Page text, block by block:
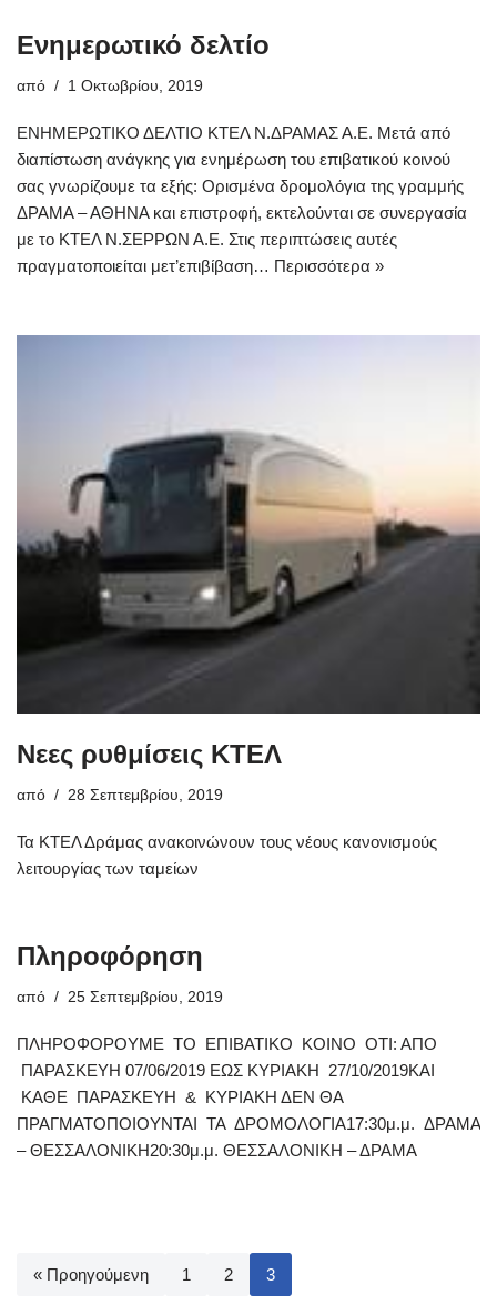
Ενημερωτικό δελτίο
από 1 Οκτωβρίου, 2019
ΕΝΗΜΕΡΩΤΙΚΟ ΔΕΛΤΙΟ ΚΤΕΛ Ν.ΔΡΑΜΑΣ Α.Ε. Μετά από
διαπίστωση ανάγκης για ενημέρωση του επιβατικού κοινού
σας γνωρίζουμε τα εξής: Ορισμένα δρομολόγια της γραμμής
ΔΡΑΜΑ – ΑΘΗΝΑ και επιστροφή, εκτελούνται σε συνεργασία
με το ΚΤΕΛ Ν.ΣΕΡΡΩΝ Α.Ε. Στις περιπτώσεις αυτές
πραγματοποιείται μετ’επιβίβαση… Περισσότερα »
Νεες ρυθμίσεις ΚΤΕΛ
από 28 Σεπτεμβρίου, 2019
Τα ΚΤΕΛ Δράμας ανακοινώνουν τους νέους κανονισμούς
λειτουργίας των ταμείων
Πληροφόρηση
από 25 Σεπτεμβρίου, 2019
ΠΛΗΡΟΦΟΡΟΥΜΕ ΤΟ ΕΠΙΒΑΤΙΚΟ ΚΟΙΝΟ ΟΤΙ: ΑΠΟ
ΠΑΡΑΣΚΕΥΗ 07/06/2019 ΕΩΣ ΚΥΡΙΑΚΗ 27/10/2019ΚΑΙ
ΚΑΘΕ ΠΑΡΑΣΚΕΥΗ & ΚΥΡΙΑΚΗ ΔΕΝ ΘΑ
ΠΡΑΓΜΑΤΟΠΟΙΟΥΝΤΑΙ ΤΑ ΔΡΟΜΟΛΟΓΙΑ17:30μ.μ. ΔΡΑΜΑ
– ΘΕΣΣΑΛΟΝΙΚΗ20:30μ.μ. ΘΕΣΣΑΛΟΝΙΚΗ – ΔΡΑΜΑ
« Προηγούμενη 1 2 3